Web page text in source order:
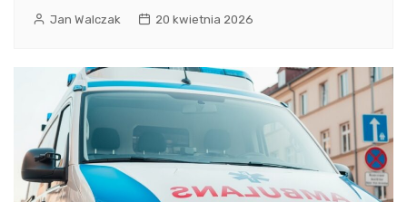
Jan Walczak 20 kwietnia 2026